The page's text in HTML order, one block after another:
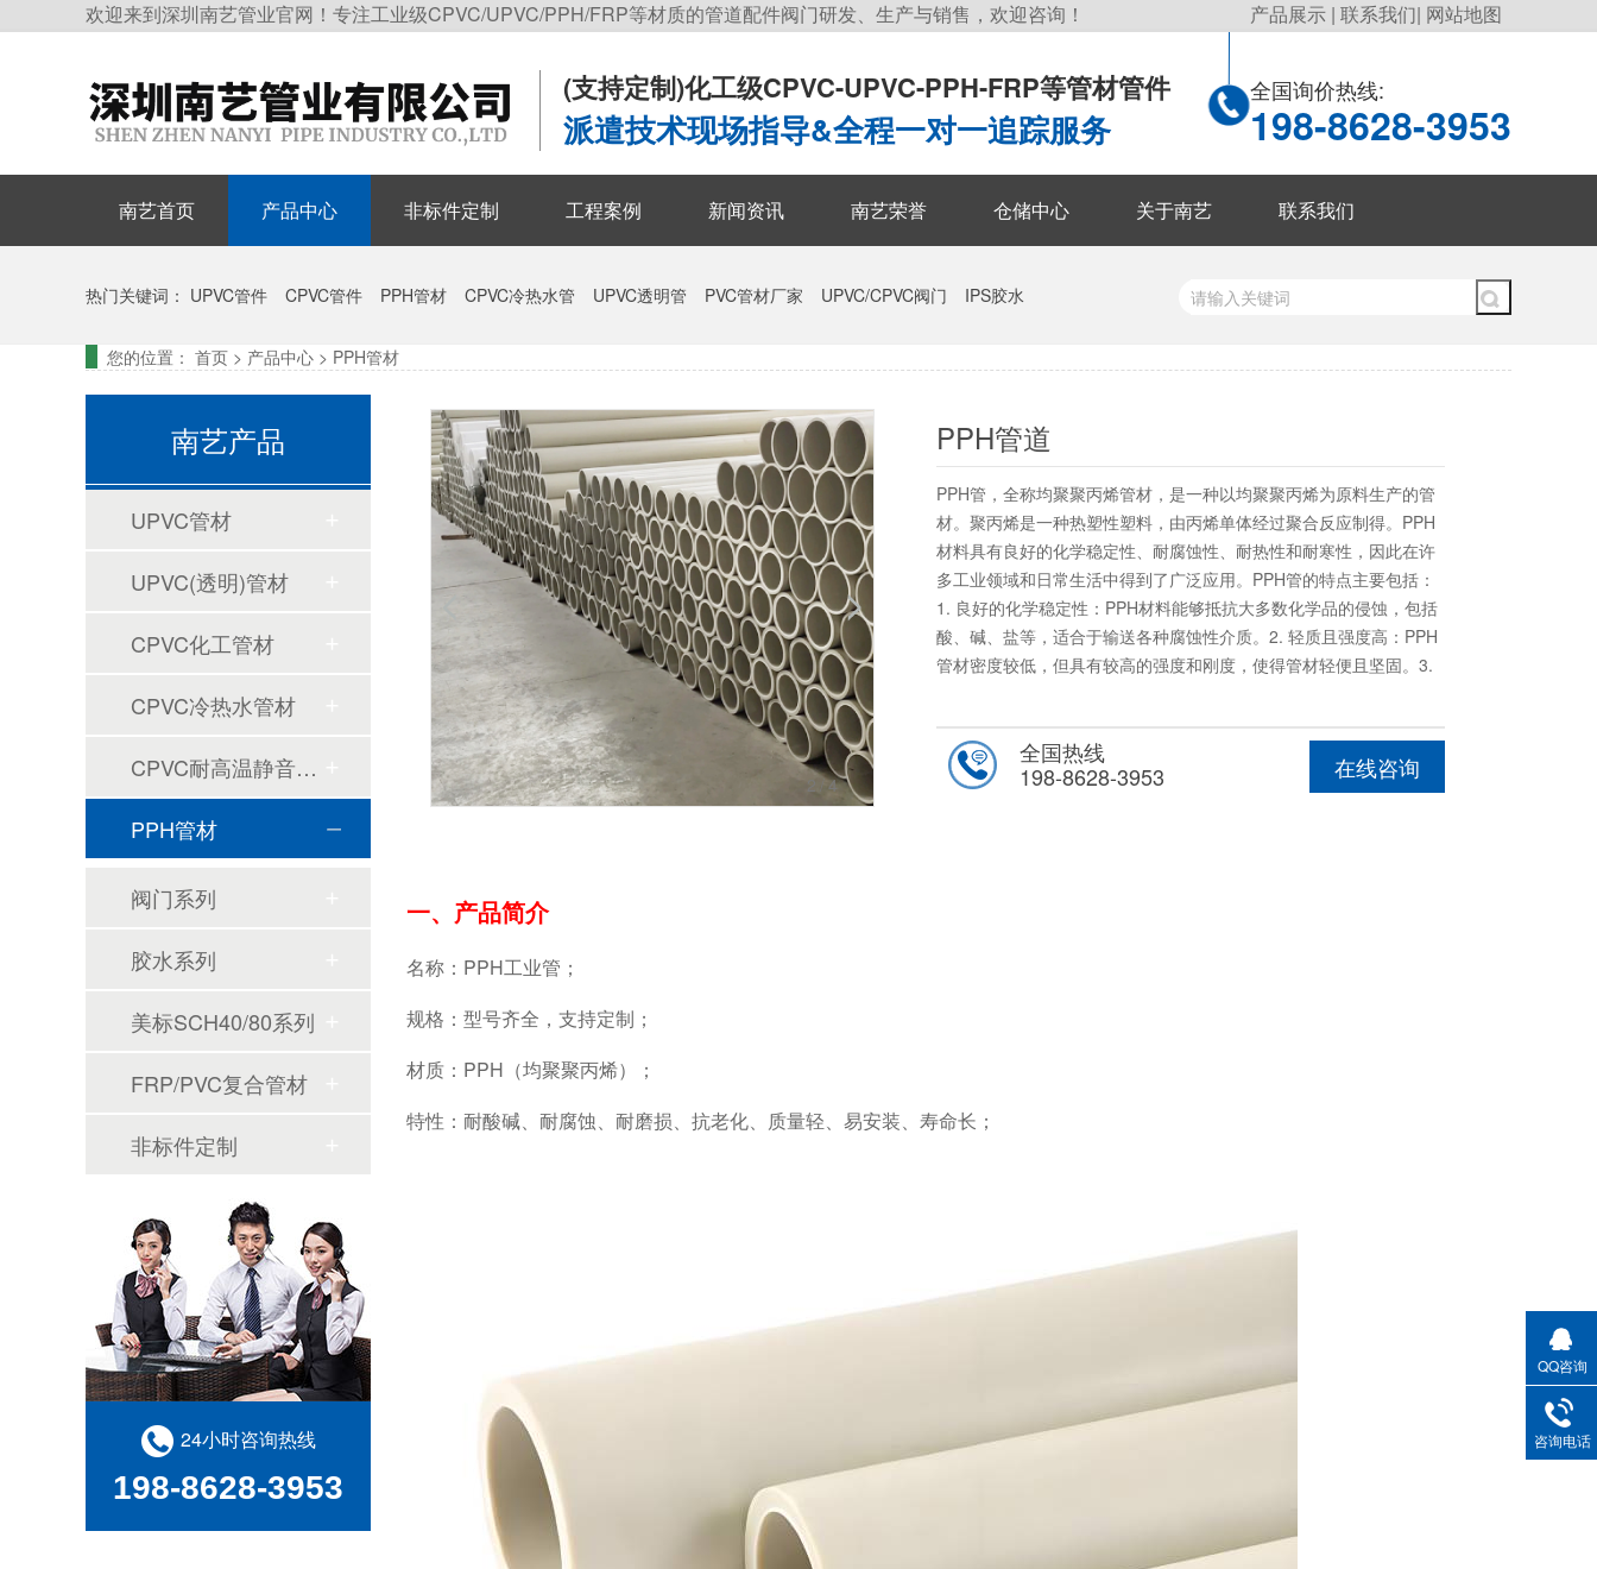
欢迎来到深圳南艺管业官网！专注工业级CPVC/UPVC/PPH/FRP等材质的管道配件阀门研发、生产与销售，欢迎咨询！ 产品展示 | 联系我们| 网站地图
(支持定制)化工级CPVC-UPVC-PPH-FRP等管材管件
派遣技术现场指导&全程一对一追踪服务
全国询价热线:
198-8628-3953
南艺首页 产品中心 非标件定制 工程案例 新闻资讯 南艺荣誉 仓储中心 关于南艺 联系我们
热门关键词： UPVC管件 CPVC管件 PPH管材 CPVC冷热水管 UPVC透明管 PVC管材厂家 UPVC/CPVC阀门 IPS胶水
您的位置： 首页 > 产品中心 > PPH管材
3 /4
PPH管道
PPH管，全称均聚聚丙烯管材，是一种以均聚聚丙烯为原料生产的管
材。聚丙烯是一种热塑性塑料，由丙烯单体经过聚合反应制得。PPH
材料具有良好的化学稳定性、耐腐蚀性、耐热性和耐寒性，因此在许
多工业领域和日常生活中得到了广泛应用。PPH管的特点主要包括：
1. 良好的化学稳定性：PPH材料能够抵抗大多数化学品的侵蚀，包括
酸、碱、盐等，适合于输送各种腐蚀性介质。2. 轻质且强度高：PPH
管材密度较低，但具有较高的强度和刚度，使得管材轻便且坚固。3.
好的耐热性和耐寒性。4. 不易老化：PPH材料具有很好的耐老化性，
可以在户外或阳光照射的环境中长期使用。5. 安装方便：PPH管材可
以通过热熔连接或其他连接方式进行安装，连接方便且可靠。由于上
在线咨询
全国热线
198-8628-3953
一、产品简介
名称：PPH工业管；
规格：型号齐全，支持定制；
材质：PPH（均聚聚丙烯）；
特性：耐酸碱、耐腐蚀、耐磨损、抗老化、质量轻、易安装、寿命长；
南艺产品
UPVC管材
UPVC(透明)管材
CPVC化工管材
CPVC冷热水管材
CPVC耐高温静音排水管材
PPH管材
阀门系列
胶水系列
美标SCH40/80系列
FRP/PVC复合管材
非标件定制
24小时咨询热线
198-8628-3953
QQ咨询
咨询电话